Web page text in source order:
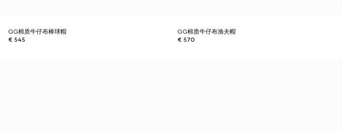
GG棉质牛仔布棒球帽
€ 545
GG棉质牛仔布渔夫帽
€ 570